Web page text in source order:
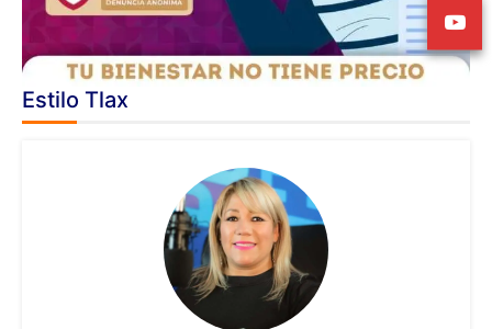
Estilo Tlax